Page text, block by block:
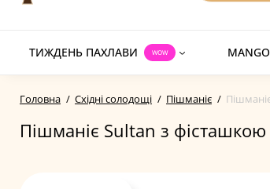
ТИЖДЕНЬ ПАХЛАВИ WOW
Головна Східні солодощі Пішманіє
Пішманіє Sultan з